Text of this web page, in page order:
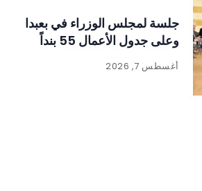
جلسة لمجلس الوزراء في بعبدا
وعلى جدول الأعمال 55 بنداً
أغسطس 7, 2026